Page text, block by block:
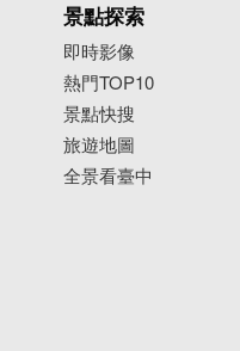
景點探索
即時影像
熱門TOP10
景點快搜
旅遊地圖
全景看臺中